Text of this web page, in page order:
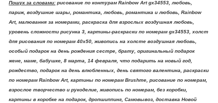
Пошук за словами: рисование по контурам Rainbow Art gx34553, любовь,
париж, воздушние шары, романтика, любовь, романтика и любовь, Rainbow
Art, малювання за номерами, раскраска для взрослых воздушная любовь,
уровень сложности рисунка 3, картины-раскраски по номерам gx34553, холст
для рисования по номерам 40х50, живопись на холсте воздушная любовь,
особый подарок на день рождения сестре, брату, оригинальный подарок
жене, маме, бабушке, 8 марта, 14 февраля, что подарить на новый год,
рождество, подарок на день влюбленных, день святого валентина, раскраски
по номерам Rainbow Art, картины по номерам Brushme, рисование по номерам,
взрослое творчество и рукоделие, живопись по номерам, без коробки,
картины в коробке на подарок, дропшиппинг, Самовывоз, доставка Новой